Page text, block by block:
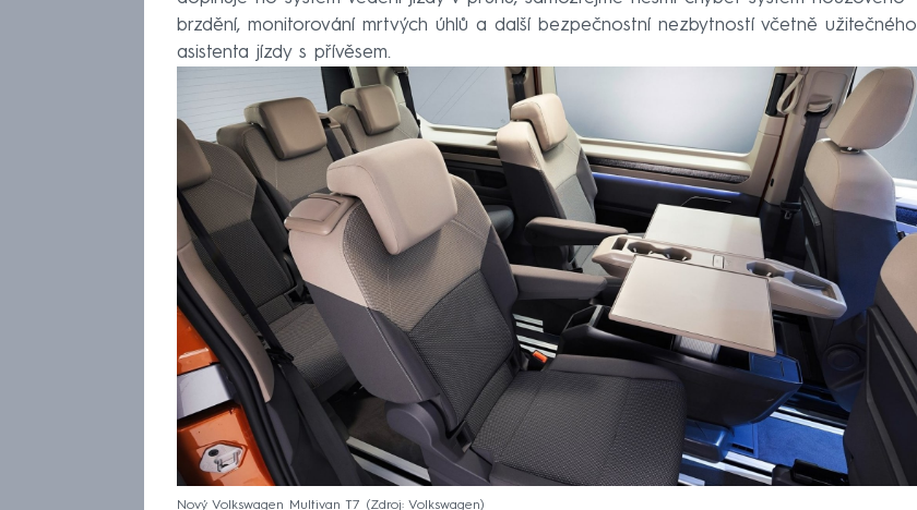
brzdění, monitorování mrtvých úhlů a další bezpečnostní nezbytností včetně užitečného
asistenta jízdy s přívěsem.
Nový Volkswagen Multivan T7 Zdroj: Volkswagen